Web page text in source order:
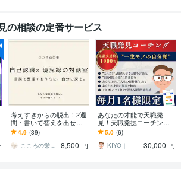
の相談の定番サービス
考えすぎからの脱出！2週
間・書いて答えを出せま
す 継続・前進に◎ 自己受
容×自信向上×決断・方向
性の明確化に！
4.9 (39)
こころの栄養 Nao
8,500 円
あなたの才能で天職発
見！天職発掘コーチング
します 【自己分析】好き×
得意で才能を発見！プロ
ファイルして天職提案
5.0 (6)
KIYO｜
30,000 円